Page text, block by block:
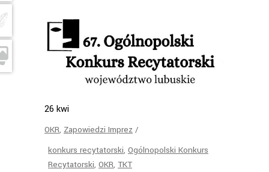
26 kwi
OKR, Zapowiedzi Imprez
konkurs recytatorski, Ogólnopolski Konkurs
Recytatorski, OKR, TKT